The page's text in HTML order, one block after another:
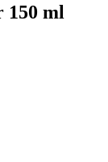
150 ml